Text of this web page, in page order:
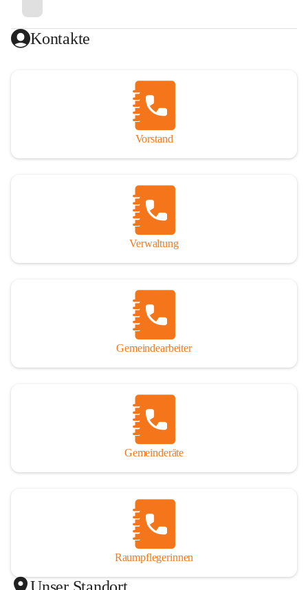
Kontakte
Vorstand
Verwaltung
Gemeindearbeiter
Gemeinderäte
Raumpflegerinnen
Unser Standort